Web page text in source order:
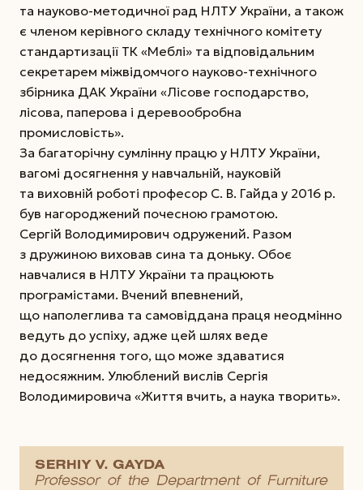
та науково-методичної рад НЛТУ України, а також
є членом керівного складу технічного комітету
стандартизації ТК «Меблі» та відповідальним
секретарем міжвідомчого науково-технічного
збірника ДАК України «Лісове господарство,
лісова, паперова і деревообробна
промисловість».
За багаторічну сумлінну працю у НЛТУ України,
вагомі досягнення у навчальній, науковій
та виховній роботі професор С. В. Гайда у 2016 р.
був нагороджений почесною грамотою.
Сергій Володимирович одружений. Разом
з дружиною виховав сина та доньку. Обоє
навчалися в НЛТУ України та працюють
програмістами. Вчений впевнений,
що наполеглива та самовіддана праця неодмінно
ведуть до успіху, адже цей шлях веде
до досягнення того, що може здаватися
недосяжним. Улюблений вислів Сергія
Володимировича «Життя вчить, а наука творить».